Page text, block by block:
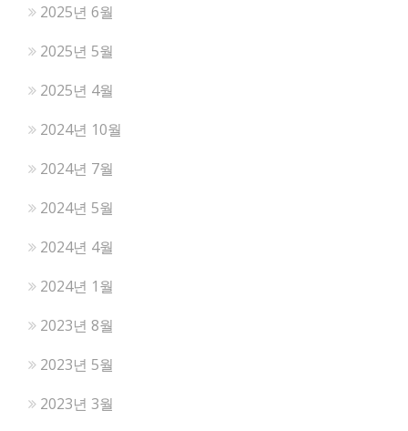
2025년 6월
2025년 5월
2025년 4월
2024년 10월
2024년 7월
2024년 5월
2024년 4월
2024년 1월
2023년 8월
2023년 5월
2023년 3월